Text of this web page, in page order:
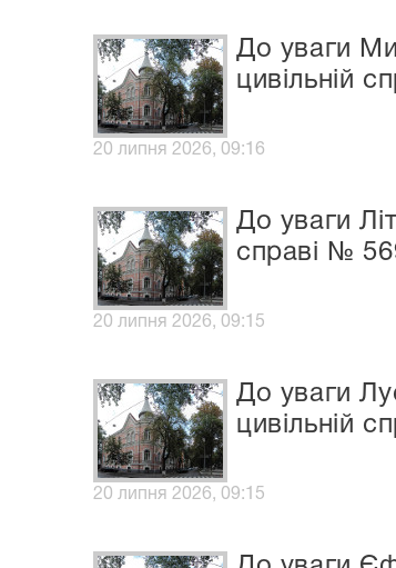
До уваги
цивільній
20 липня 2026, 09:16
До уваги
справі №
20 липня 2026, 09:15
До уваги
цивільній
20 липня 2026, 09:15